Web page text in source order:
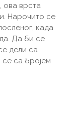
ова врста
Нарочито се
када
Да би се
дели са
са бројем